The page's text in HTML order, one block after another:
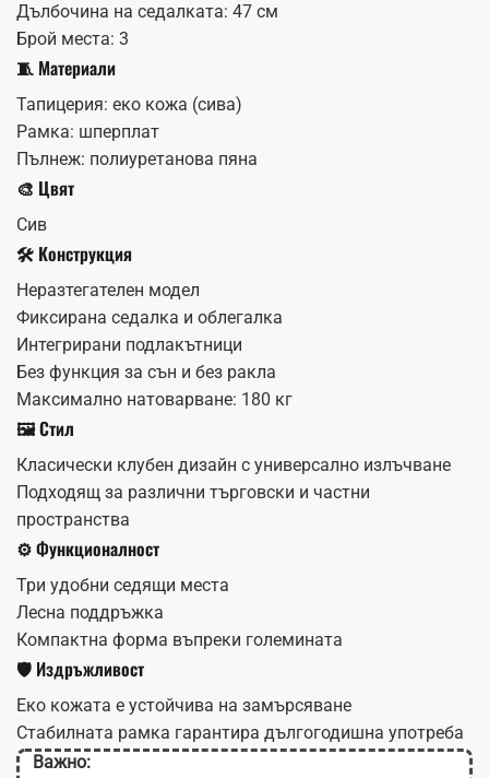
Дълбочина на седалката: 47 см
Брой места: 3
🧵 Материали
Тапицерия: еко кожа (сива)
Рамка: шперплат
Пълнеж: полиуретанова пяна
🎨 Цвят
Сив
🛠️ Конструкция
Неразтегателен модел
Фиксирана седалка и облегалка
Интегрирани подлакътници
Без функция за сън и без ракла
Максимално натоварване: 180 кг
🖼️ Стил
Класически клубен дизайн с универсално излъчване
Подходящ за различни търговски и частни
пространства
⚙️ Функционалност
Три удобни седящи места
Лесна поддръжка
Компактна форма въпреки големината
🛡️ Издръжливост
Еко кожата е устойчива на замърсяване
Стабилната рамка гарантира дългогодишна употреба
Важно: